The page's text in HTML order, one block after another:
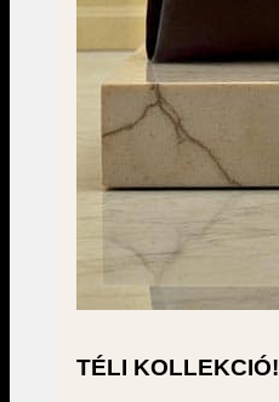
TÉLI KOLLEKCIÓ!